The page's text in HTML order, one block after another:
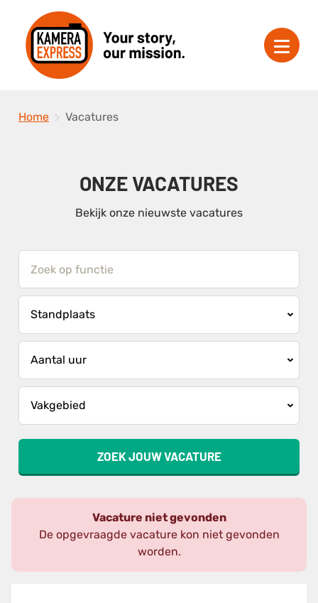
Home Vacatures
ONZE VACATURES
Bekijk onze nieuwste vacatures
ZOEK JOUW VACATURE
Vacature niet gevonden
De opgevraagde vacature kon niet gevonden
worden.